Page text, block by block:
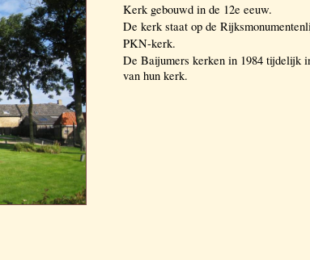
Kerk gebouwd in de 12e eeuw.
De kerk staat op de
PKN-kerk.
De Baijumers kerken in 1984 tijdelijk
van hun kerk.